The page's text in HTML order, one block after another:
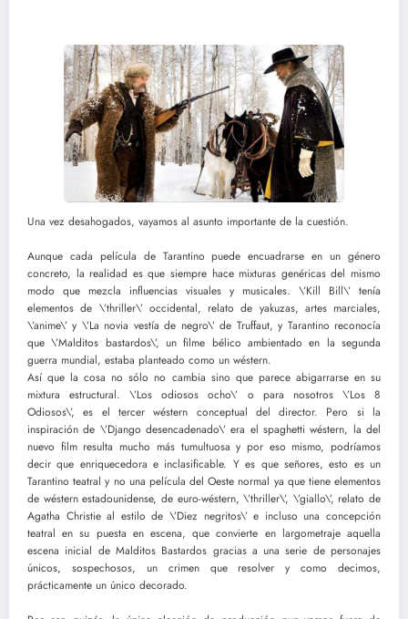
Una vez desahogados, vayamos al asunto importante de la cuestión.
Aunque cada película de Tarantino puede encuadrarse en un género
concreto, la realidad es que siempre hace mixturas genéricas del mismo
modo que mezcla influencias visuales y musicales. \’Kill Bill\’ tenía
elementos de \’thriller\’ occidental, relato de yakuzas, artes marciales,
\’anime\’ y \’La novia vestía de negro\’ de Truffaut, y Tarantino reconocía
que \’Malditos bastardos\’, un filme bélico ambientado en la segunda
guerra mundial, estaba planteado como un wéstern.
Así que la cosa no sólo no cambia sino que parece abigarrarse en su
mixtura estructural. \’Los odiosos ocho\’ o para nosotros \’Los 8
Odiosos\’, es el tercer wéstern conceptual del director. Pero si la
inspiración de \’Django desencadenado\’ era el spaghetti wéstern, la del
nuevo film resulta mucho más tumultuosa y por eso mismo, podríamos
decir que enriquecedora e inclasificable. Y es que señores, esto es un
Tarantino teatral y no una película del Oeste normal ya que tiene elementos
de wéstern estadounidense, de euro-wéstern, \’thriller\’, \’giallo\’, relato de
Agatha Christie al estilo de \’Diez negritos\’ e incluso una concepción
teatral en su puesta en escena, que convierte en largometraje aquella
escena inicial de Malditos Bastardos gracias a una serie de personajes
únicos, sospechosos, un crimen que resolver y como decimos,
prácticamente un único decorado.